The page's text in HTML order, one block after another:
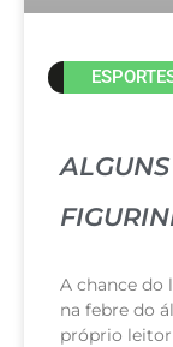
A chance do
na febre do
próprio leitor